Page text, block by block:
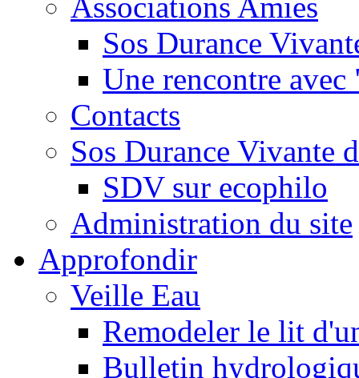
Associations Amies
Sos Durance
Une rencontre
Contacts
Sos Durance Vivante
SDV sur ecophilo
Administration du site
Approfondir
Veille Eau
Remodeler le lit
Bulletin